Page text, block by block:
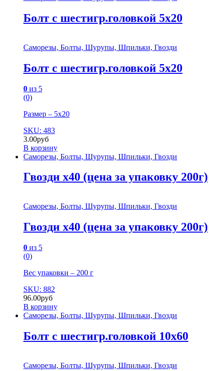
Болт с шестигр.головкой 5х20
Саморезы, Болты, Шурупы, Шпильки, Гвозди
Болт с шестигр.головкой 5х20
0 из 5
(0)
Размер – 5х20
SKU: 483
3.00руб
В корзину
Саморезы, Болты, Шурупы, Шпильки, Гвозди
Гвозди х40 (цена за упаковку 200г)
Саморезы, Болты, Шурупы, Шпильки, Гвозди
Гвозди х40 (цена за упаковку 200г)
0 из 5
(0)
Вес упаковки – 200 г
SKU: 882
96.00руб
В корзину
Саморезы, Болты, Шурупы, Шпильки, Гвозди
Болт с шестигр.головкой 10х60
Саморезы, Болты, Шурупы, Шпильки, Гвозди